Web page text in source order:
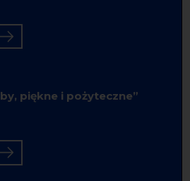
piękne i pożyteczne”